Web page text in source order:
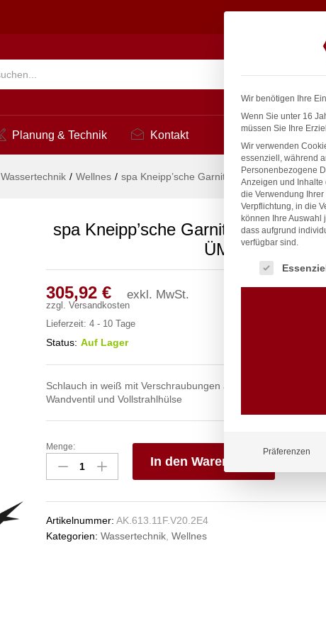
Suchen
Planung & Technik Kontakt
Wassertechnik / Wellnes / spa Kneipp’sche Garnitur 3/4″ Ø 27mm 3/4″
spa Kneipp’sche Garnitur 3/4″ Ø
ÜM
305,92 € exkl. MwSt.
zzgl. Versandkosten
Lieferzeit: 4 - 10 Tage
Status: Auf Lager
Schlauch in weiß mit Verschraubungen aus Edelstahl mit
Wandventil und Vollstrahlhülse
spa
Kneipp'sche
Garnitur
27mm
3/4"
Menge:
In den Warenkorb
Artikelnummer: AK.613.11F.V20.2E4
Kategorien: Wassertechnik, Wellnes
Wir benötigen Ihre
Wenn Sie unter 16
müssen Sie Ihre
Wir verwenden
essenziell, während
Personenbezogene
Anzeigen und Inhalte
die Verwendung
Verpflichtung, in die
können Ihre Auswahl
dass aufgrund
verfügbar sind.
Es folgt eine
Präferenzen